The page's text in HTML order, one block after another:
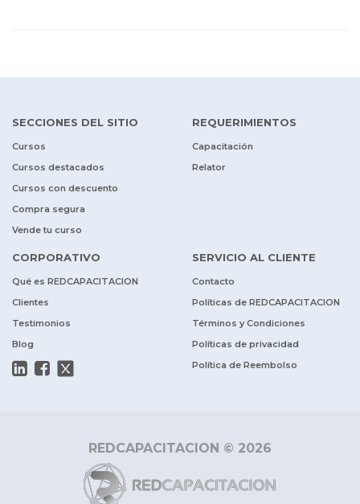
SECCIONES DEL SITIO
Cursos
Cursos destacados
Cursos con descuento
Compra segura
Vende tu curso
REQUERIMIENTOS
Capacitación
Relator
CORPORATIVO
Qué es REDCAPACITACION
Clientes
Testimonios
Blog
SERVICIO AL CLIENTE
Contacto
Políticas de REDCAPACITACION
Términos y Condiciones
Políticas de privacidad
Política de Reembolso
REDCAPACITACION © 2026